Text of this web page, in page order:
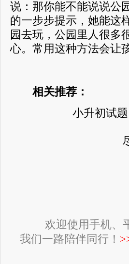
说：那你能不能说说公
的一步步提示，她能这
园去玩，公园里人很多
心。常用这种方法会让
相关推荐：
小升初试
欢迎使用手机、
我们一路陪伴同行！